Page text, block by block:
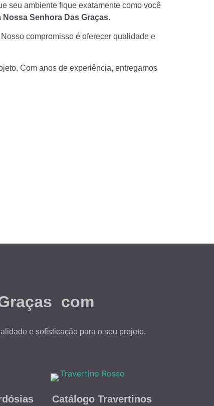
seu ambiente fique exatamente como você
Nossa Senhora Das Graças.
compromisso é oferecer qualidade e
Com anos de experiência, entregamos
com
e sofisticação para o seu projeto.
Catálogo Travertinos